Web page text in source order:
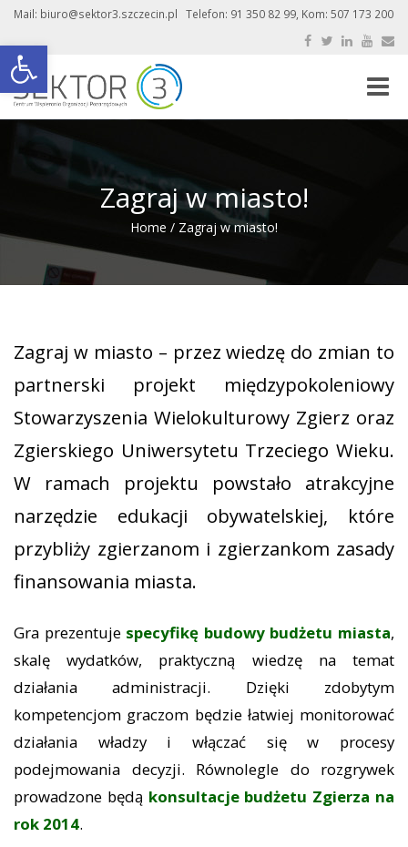
Otwórz pasek narzędzi
Mail: biuro@sektor3.szczecin.pl Telefon: 91 350 82 99, Kom: 507 173 200
Toggle
Zagraj w miasto!
Home / Zagraj w miasto!
Zagraj w miasto – przez wiedzę do zmian to
partnerski projekt międzypokoleniowy
Stowarzyszenia Wielokulturowy Zgierz oraz
Zgierskiego Uniwersytetu Trzeciego Wieku.
W ramach projektu powstało atrakcyjne
narzędzie edukacji obywatelskiej, które
przybliży zgierzanom i zgierzankom zasady
finansowania miasta.
Gra prezentuje specyfikę budowy budżetu miasta,
skalę wydatków, praktyczną wiedzę na temat
działania administracji. Dzięki zdobytym
kompetencjom graczom będzie łatwiej monitorować
działania władzy i włączać się w procesy
podejmowania decyzji. Równolegle do rozgrywek
prowadzone będą konsultacje budżetu Zgierza na
rok 2014.